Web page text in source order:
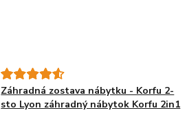
Záhradná zostava nábytku - Korfu 2-
sto Lyon záhradný nábytok Korfu 2in1